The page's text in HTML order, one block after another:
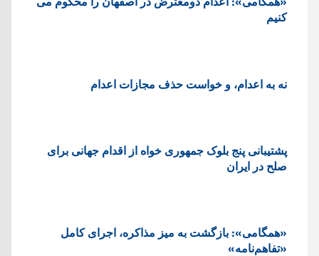
کنیم
نه به اعدام، و خواست حذف مجازات اعدام
پشتيبانی پنج بلوک جمهوری خواه از اقدام جهانی برای
صلح در ایران
«همگامی»: بازگشت به میز مذاکره، اجرای کامل
«تفاهم‌نامه»